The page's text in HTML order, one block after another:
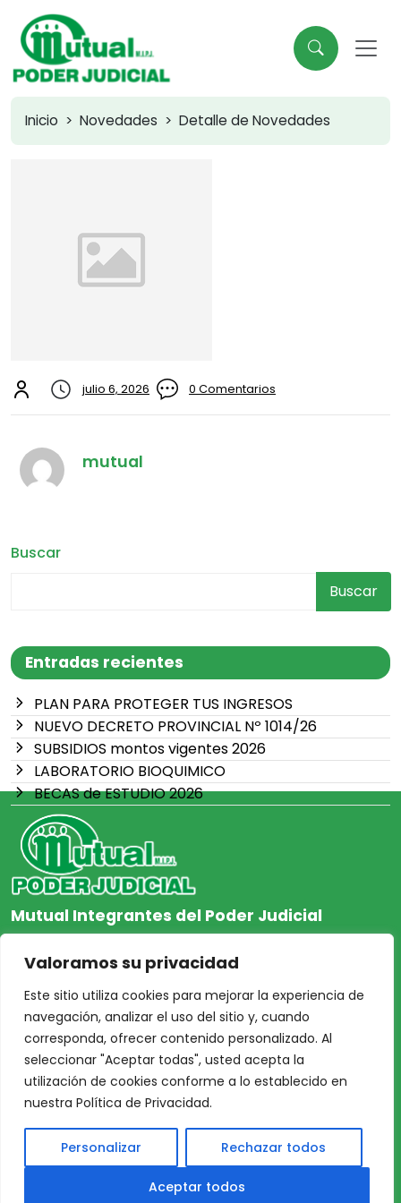
Valoramos su privacidad
Este sitio utiliza cookies para mejorar la experiencia de
navegación, analizar el uso del sitio y, cuando
corresponda, ofrecer contenido personalizado. Al
seleccionar "Aceptar todas", usted acepta la
utilización de cookies conforme a lo establecido en
nuestra Política de Privacidad.
Personalizar Rechazar todos
Aceptar todos
Buscar
Buscar
Entradas recientes
PLAN PARA PROTEGER TUS INGRESOS
NUEVO DECRETO PROVINCIAL Nº 1014/26
SUBSIDIOS montos vigentes 2026
LABORATORIO BIOQUIMICO
BECAS de ESTUDIO 2026
Inicio Novedades Detalle de Novedades
julio 6, 2026 0 Comentarios
mutual
Mutual Integrantes del Poder Judicial
afiliacion@mjpj.org.ar
+54 9 342 467-4510
NOSOTROS
Inicio
Acceso Asociados
Nosotros
CENTRO DE AYUDA
Protección de Datos
Personales
TÉRMINOS y